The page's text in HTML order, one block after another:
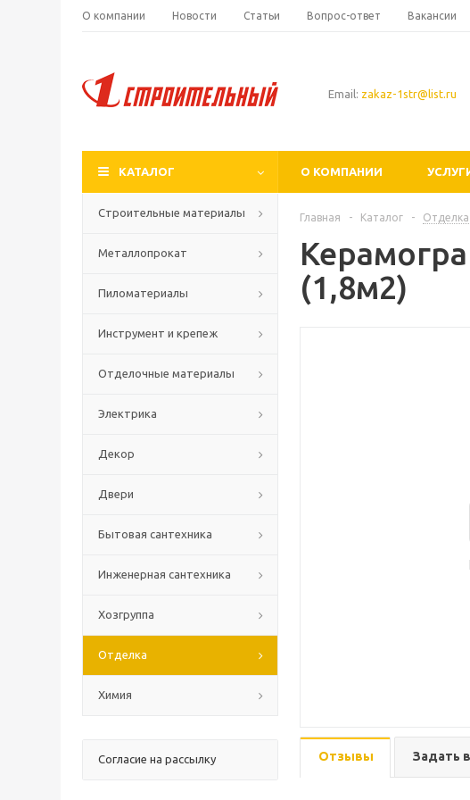
О компании Новости Статьи Вопрос-ответ Вакансии
Email: zakaz-1str@list.ru
КАТАЛОГ О КОМПАНИИ
Строительные материалы
Металлопрокат
Пиломатериалы
Инструмент и крепеж
Отделочные материалы
Электрика
Декор
Двери
Бытовая сантехника
Инженерная сантехника
Хозгруппа
Отделка
Химия
Согласие на рассылку
Главная - Каталог - Отделка
(1,8м2)
Отзывы Задать